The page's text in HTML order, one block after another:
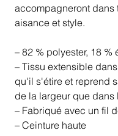
accompagneront dans
aisance et style.
– 82 % polyester, 18 %
– Tissu extensible
qu'il s'étire et reprend
de la largeur que dans
– Fabriqué avec un fil
– Ceinture haute